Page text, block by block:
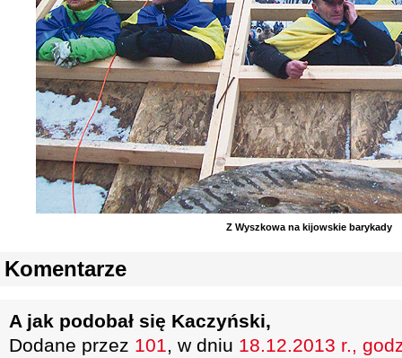
Z Wyszkowa na kijowskie barykady
Komentarze
A jak podobał się Kaczyński,
Dodane przez 101, w dniu 18.12.2013 r.,